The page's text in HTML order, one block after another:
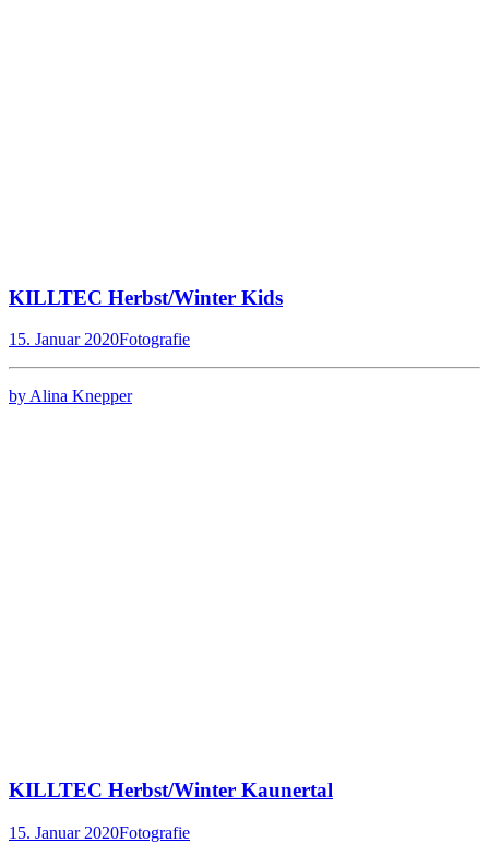
KILLTEC Herbst/Winter Kids
15. Januar 2020Fotografie
by Alina Knepper
KILLTEC Herbst/Winter Kaunertal
15. Januar 2020Fotografie